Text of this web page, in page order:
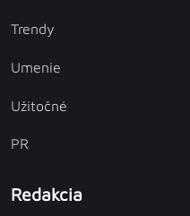
Trendy
Umenie
Užitočné
PR
Redakcia